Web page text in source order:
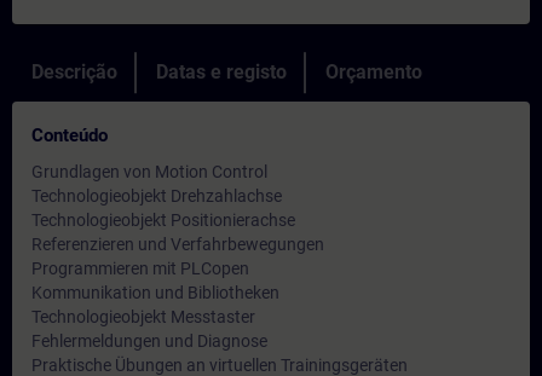
Descrição Datas e registo Orçamento
Conteúdo
Grundlagen von Motion Control
Technologieobjekt Drehzahlachse
Technologieobjekt Positionierachse
Referenzieren und Verfahrbewegungen
Programmieren mit PLCopen
Kommunikation und Bibliotheken
Technologieobjekt Messtaster
Fehlermeldungen und Diagnose
Praktische Übungen an virtuellen Trainingsgeräten